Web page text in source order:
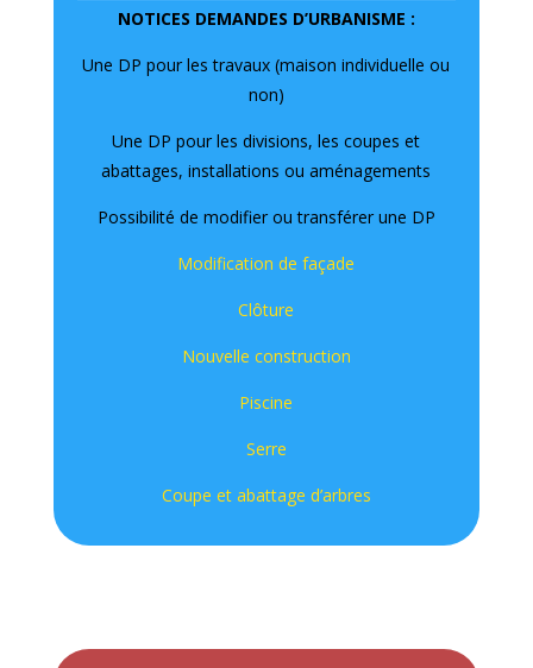
NOTICES DEMANDES D’URBANISME :
Une DP pour les travaux (maison individuelle ou
non)
Une DP pour les divisions, les coupes et
abattages, installations ou aménagements
Possibilité de modifier ou transférer une DP
Modification de façade
Clôture
Nouvelle construction
Piscine
Serre
Coupe et abattage d’arbres